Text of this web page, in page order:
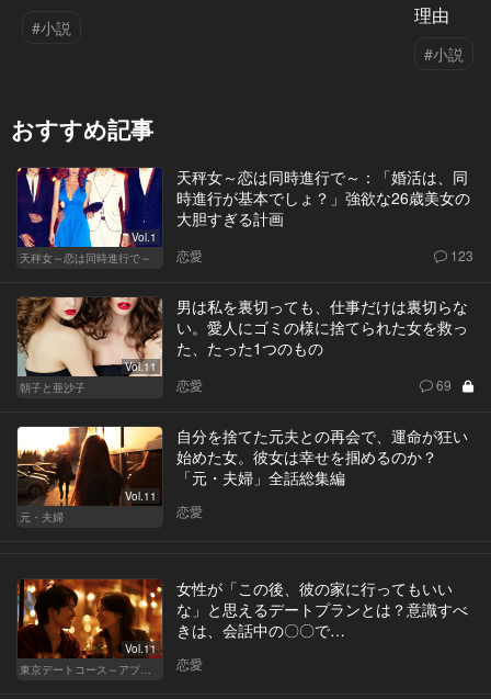
#小説
理由
#小説
おすすめ記事
Vol.1
天秤女～恋は同時進行で～
天秤女～恋は同時進行で～：「婚活は、同
時進行が基本でしょ？」強欲な26歳美女の
大胆すぎる計画
恋愛 123
Vol.11
朝子と亜沙子
男は私を裏切っても、仕事だけは裏切らな
い。愛人にゴミの様に捨てられた女を救っ
た、たった1つのもの
恋愛 69
Vol.11
元・夫婦
自分を捨てた元夫との再会で、運命が狂い
始めた女。彼女は幸せを掴めるのか？
「元・夫婦」全話総集編
恋愛
Vol.11
東京デートコース～アプリで始まる恋～
女性が「この後、彼の家に行ってもいい
な」と思えるデートプランとは？意識すべ
きは、会話中の〇〇で…
恋愛